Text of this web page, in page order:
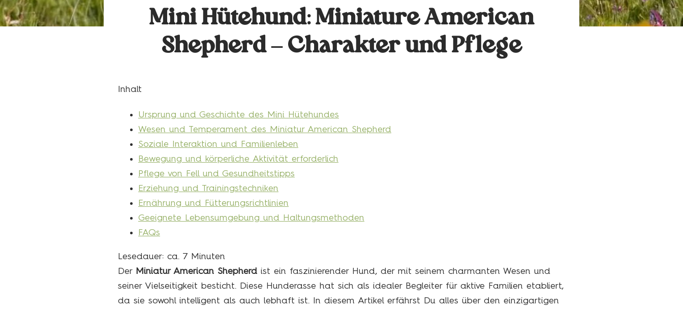
Mini Hütehund: Miniature American
Shepherd – Charakter und Pflege
Inhalt
Ursprung und Geschichte des Mini Hütehundes
Wesen und Temperament des Miniatur American Shepherd
Soziale Interaktion und Familienleben
Bewegung und körperliche Aktivität erforderlich
Pflege von Fell und Gesundheitstipps
Erziehung und Trainingstechniken
Ernährung und Fütterungsrichtlinien
Geeignete Lebensumgebung und Haltungsmethoden
FAQs
Lesedauer: ca. 7 Minuten
Der Miniatur American Shepherd ist ein faszinierender Hund, der mit seinem charmanten Wesen und
seiner Vielseitigkeit besticht. Diese Hunderasse hat sich als idealer Begleiter für aktive Familien etabliert,
da sie sowohl intelligent als auch lebhaft ist. In diesem Artikel erfährst Du alles über den einzigartigen